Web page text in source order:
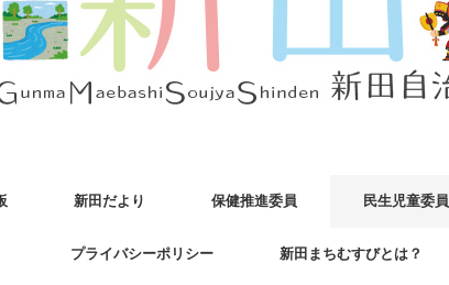
新田だより 保健推進委員 民生児童委員
プライバシーポリシー 新田まちむすびとは？